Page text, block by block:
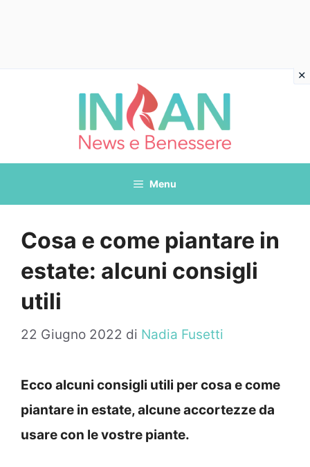
Menu
Cosa e come piantare in
estate: alcuni consigli
utili
22 Giugno 2022 di Nadia Fusetti
Ecco alcuni consigli utili per cosa e come
piantare in estate, alcune accortezze da
usare con le vostre piante.